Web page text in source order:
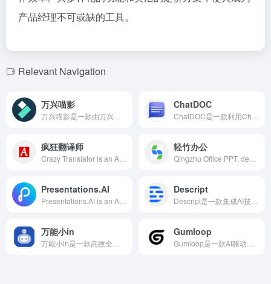
产品经理不可或缺的工具。
Relevant Navigation
万兴喵影 ChatDOC
疯狂翻译师 轻竹办公
Presentations.AI Descript
万能小in Gumloop